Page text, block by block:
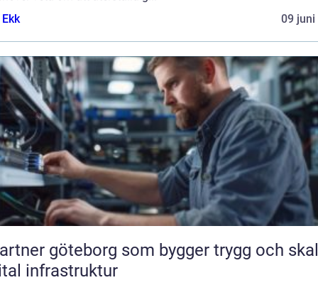
09 juni
göteborg som bygger trygg och
infrastruktur